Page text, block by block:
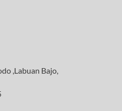
,Labuan Bajo,